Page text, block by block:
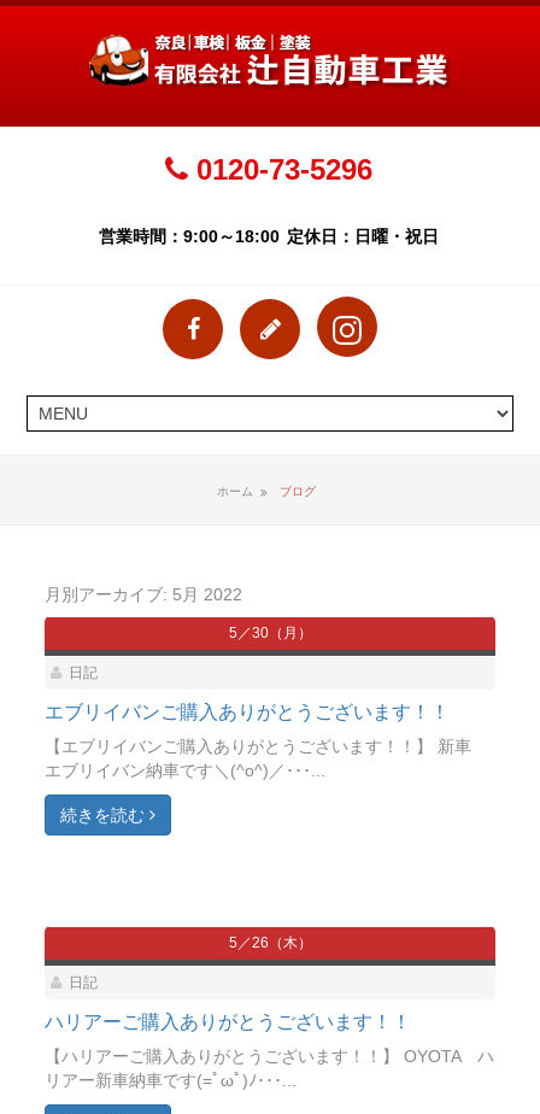
0120-73-5296
営業時間：9:00～18:00 定休日：日曜・祝日
ホーム ブログ
月別アーカイブ: 5月 2022
5／30（月）
日記
エブリイバンご購入ありがとうございます！！
【エブリイバンご購入ありがとうございます！！】 新車
エブリイバン納車です＼(^o^)／･･･...
続きを読む
5／26（木）
日記
ハリアーご購入ありがとうございます！！
【ハリアーご購入ありがとうございます！！】 OYOTA ハ
リアー新車納車です(=ﾟωﾟ)ﾉ･･･...